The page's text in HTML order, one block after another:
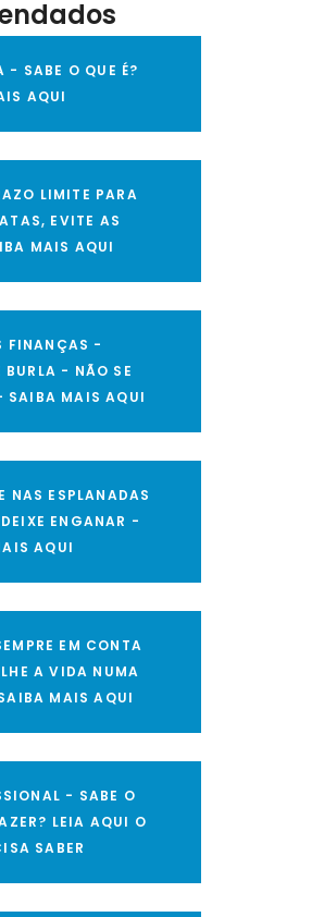
- SABE O QUE É?
AQUI
LIMITE PARA
EVITE AS
MAIS AQUI
FINANÇAS -
BURLA - NÃO SE
SAIBA MAIS AQUI
NAS ESPLANADAS
ENGANAR -
AQUI
EM CONTA
A VIDA NUMA
MAIS AQUI
- SABE O
LEIA AQUI O
SABER